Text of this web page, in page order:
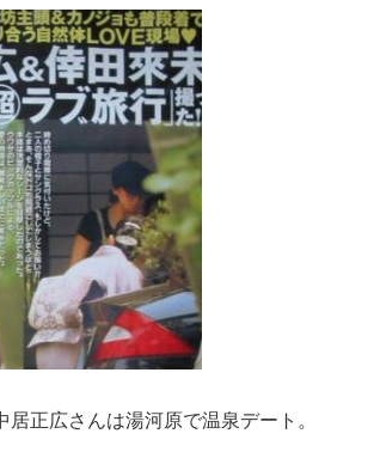
居正広さんは湯河原で温泉デート。